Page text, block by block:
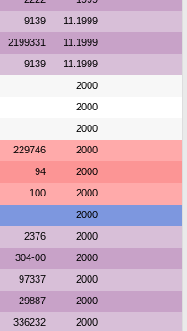
9139 11.1999
2199331 11.1999
9139 11.1999
2000
2000
2000
229746 2000
94 2000
100 2000
2000
2376 2000
304-00 2000
97337 2000
29887 2000
336232 2000